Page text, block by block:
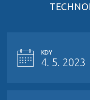
KDY
4. 5. 2023